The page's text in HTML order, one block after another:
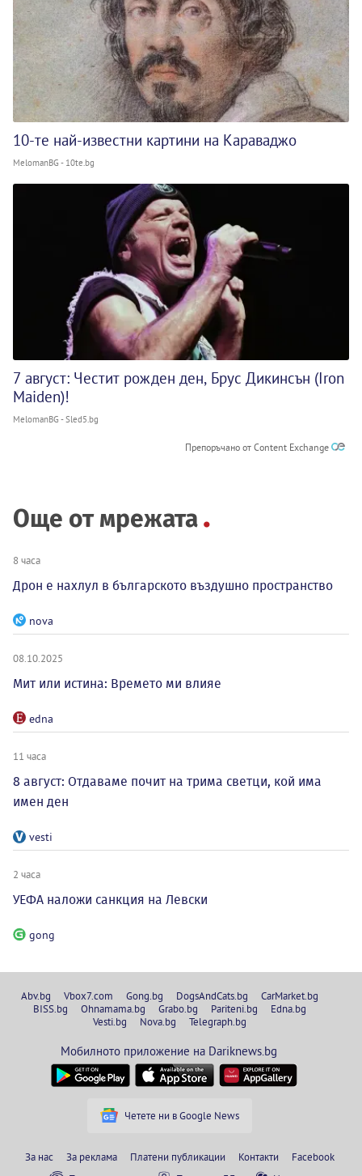
10-те най-известни картини на Караваджо
MelomanBG - 10te.bg
7 август: Честит рожден ден, Брус Дикинсън (Iron
Maiden)!
MelomanBG - Sled5.bg
Препоръчано от Content Exchange
Още от мрежата
8 часа
Дрон е нахлул в българското въздушно пространство
nova
08.10.2025
Мит или истина: Времето ми влияе
edna
11 часа
8 август: Отдаваме почит на трима светци, кой има
имен ден
vesti
2 часа
УЕФА наложи санкция на Левски
gong
Abv.bg Vbox7.com Gong.bg DogsAndCats.bg
CarMarket.bg
BISS.bg
Ohnamama.bg Grabo.bg Pariteni.bg
Edna.bg
Vesti.bg
Nova.bg Telegraph.bg
Мобилното приложение на Dariknews.bg
Четете ни в Google News
За нас За реклама Платени публикации Контакти
Facebook